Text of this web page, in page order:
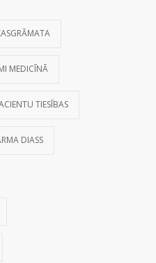
MEDICĪNĀ
TIESĪBAS
DIASS